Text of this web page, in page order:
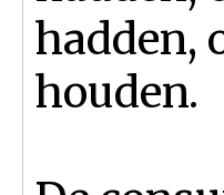
hadden,
houden.